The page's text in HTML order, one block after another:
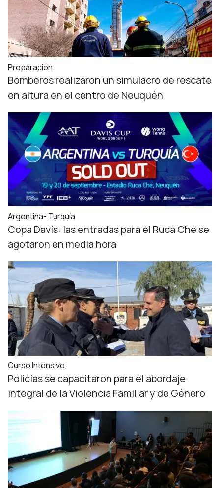
Preparación
Bomberos realizaron un simulacro de rescate
en altura en el centro de Neuquén
Argentina- Turquía
Copa Davis: las entradas para el Ruca Che se
agotaron en media hora
Curso Intensivo
Policías se capacitaron para el abordaje
integral de la Violencia Familiar y de Género